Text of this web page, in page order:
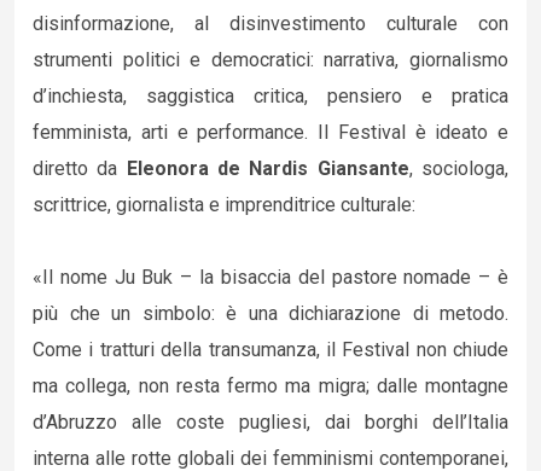
disinformazione, al disinvestimento culturale con
strumenti politici e democratici: narrativa, giornalismo
d’inchiesta, saggistica critica, pensiero e pratica
femminista, arti e performance. Il Festival è ideato e
diretto da Eleonora de Nardis Giansante, sociologa,
scrittrice, giornalista e imprenditrice culturale:
«Il nome Ju Buk – la bisaccia del pastore nomade – è
più che un simbolo: è una dichiarazione di metodo.
Come i tratturi della transumanza, il Festival non chiude
ma collega, non resta fermo ma migra; dalle montagne
d’Abruzzo alle coste pugliesi, dai borghi dell’Italia
interna alle rotte globali dei femminismi contemporanei,